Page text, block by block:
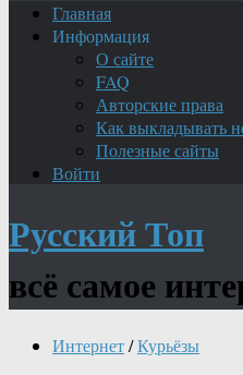
Главная
Информация
О сайте
FAQ
Авторские права
Как выкладывать
Полезные сайты
Войти
Русский Топ
всё самое
Интернет/Курьёзы